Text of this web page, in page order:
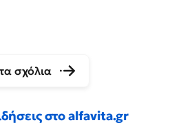
σχόλια
στο alfavita.gr